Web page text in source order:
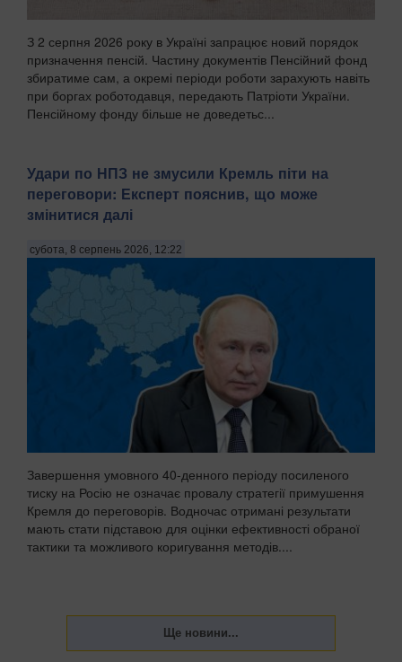
З 2 серпня 2026 року в Україні запрацює новий порядок
призначення пенсій. Частину документів Пенсійний фонд
збиратиме сам, а окремі періоди роботи зарахують навіть
при боргах роботодавця, передають Патріоти України.
Пенсійному фонду більше не доведетьс...
Удари по НПЗ не змусили Кремль піти на
переговори: Експерт пояснив, що може
змінитися далі
субота, 8 серпень 2026, 12:22
Завершення умовного 40-денного періоду посиленого
тиску на Росію не означає провалу стратегії примушення
Кремля до переговорів. Водночас отримані результати
мають стати підставою для оцінки ефективності обраної
тактики та можливого коригування методів....